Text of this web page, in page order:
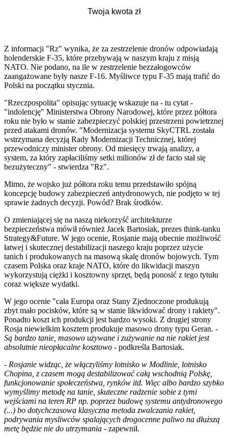
Z informacji "Rz" wynika, że za zestrzelenie dronów odpowiadają
holenderskie F-35, które przebywają w naszym kraju z misją
NATO. Nie podano, na ile w zestrzelenie bezzałogowców
zaangażowane były nasze F-16. Myśliwce typu F-35 mają trafić do
Polski na początku stycznia.
"Rzeczpospolita" opisując sytuację wskazuje na - tu cytat -
"indolencję" Ministerstwa Obrony Narodowej, które przez półtora
roku nie było w stanie zabezpieczyć polskiej przestrzeni powietrznej
przed atakami dronów. "Modernizacja systemu SkyCTRL została
wstrzymana decyzją Rady Modernizacji Technicznej, której
przewodniczy minister obrony. Od miesięcy trwają analizy, a
system, za który zapłaciliśmy setki milionów zł de facto stał się
bezużyteczny" - stwierdza "Rz".
Mimo, że wojsko już półtora roku temu przedstawiło spójną
koncepcję budowy zabezpieczeń antydronowych, nie podjęto w tej
sprawie żadnych decyzji. Powód? Brak środków.
O zmieniającej się na naszą niekorzyść architekturze
bezpieczeństwa mówił również Jacek Bartosiak, prezes think-tanku
Strategy&Future. W jego ocenie, Rosjanie mają obecnie możliwość
łatwej i skutecznej destabilizacji naszego kraju poprzez użycie
tanich i produkowanych na masową skalę dronów bojowych. Tym
czasem Polska oraz kraje NATO, które do likwidacji maszyn
wykorzystują ciężki i kosztowny sprzęt, będą ponosić z tego tytułu
coraz większe wydatki.
W jego ocenie "cała Europa oraz Stany Zjednoczone produkują
zbyt mało pocisków, które są w stanie likwidować drony i rakiety".
Ponadto koszt ich produkcji jest bardzo wysoki. Z drugiej strony
Rosja niewielkim kosztem produkuje masowo drony typu Geran. -
Są bardzo tanie, masowo używane i zużywanie na nie rakiet jest
absolutnie nieopłacalne kosztowo - podkreśla Bartosiak.
- Rosjanie widząc, że włączyliśmy lotnisko w Modlinie, lotnisko
Chopina, z czasem mogą destabilizować całą wschodnią Polskę,
funkcjonowanie społeczeństwa, rynków itd. Więc albo bardzo szybko
wymyślimy metodę na tanie, skuteczne radzenie sobie z tymi
wejściami na teren RP np. poprzez budowę systemu antydronowego
(...) bo dotychczasowa klasyczna metoda zwalczania rakiet,
podrywania mysliwców spalających drogocenne paliwo na dłuższą
metę będzie nie do utrzymania - zapewnił.